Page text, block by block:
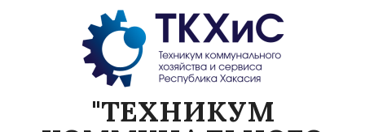
"ТЕХНИКУМ